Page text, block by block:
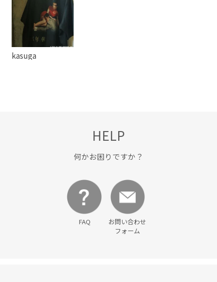
kasuga
HELP
何かお困りですか？
FAQ
お問い合わせ
フォーム